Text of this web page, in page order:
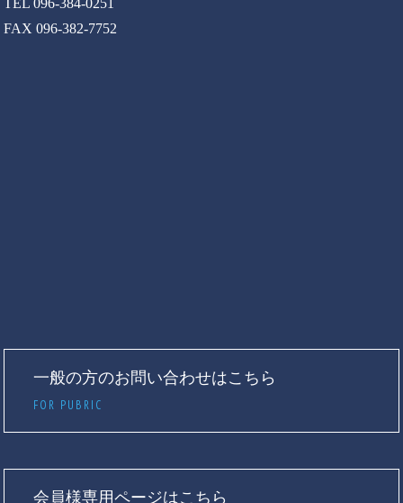
FAX 096-382-7752
一般の方のお問い合わせはこちら
FOR PUBRIC
会員様専用ページはこちら